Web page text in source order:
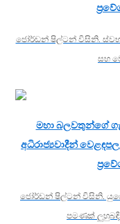
ජෝර්ඩන් ෂිල්ටන් විසිනි.
සහ
මහා බලවතුන්ගේ
අධිරාජ්‍යවාදීන්
ජෝර්ඩන් ෂිල්ටන් විසිනි.
පමණක්